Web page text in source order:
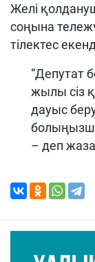
Желі
соңына
тілектес
“Депутат
жылы сіз
дауыс
– деп